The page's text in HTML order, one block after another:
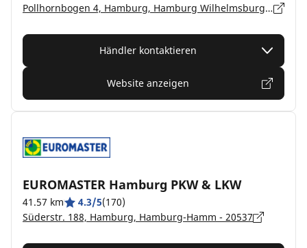
Pollhornbogen 4, Hamburg, Hamburg Wilhelmsburg - 21107
Händler kontaktieren
Website anzeigen
EUROMASTER Hamburg PKW & LKW
41.57 km 4.3/5(170)
Süderstr. 188, Hamburg, Hamburg-Hamm - 20537